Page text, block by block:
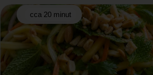
cca 20 minut